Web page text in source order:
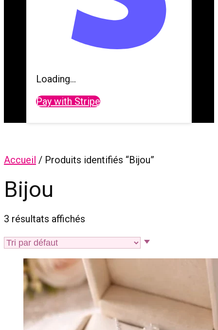
Loading...
Pay with Stripe
Accueil / Produits identifiés “Bijou”
Bijou
3 résultats affichés